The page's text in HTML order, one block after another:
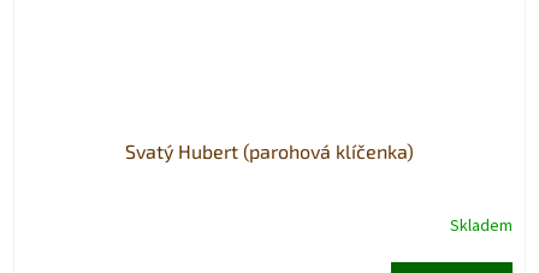
Svatý Hubert (parohová klíčenka)
Skladem